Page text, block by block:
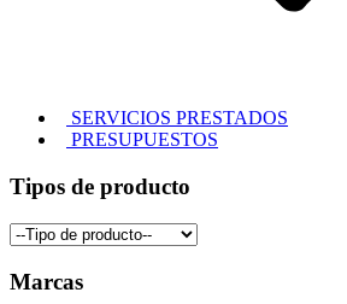
SERVICIOS PRESTADOS
PRESUPUESTOS
Tipos de producto
Marcas